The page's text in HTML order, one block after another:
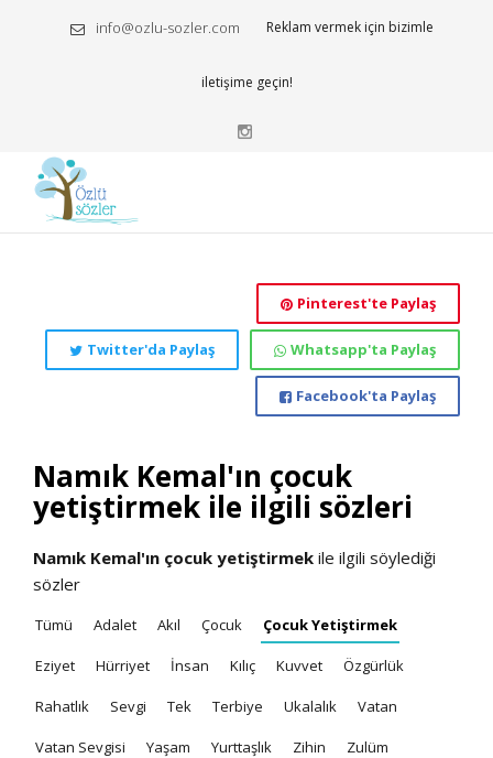
info@ozlu-sozler.com Reklam vermek için bizimle
iletişime geçin!
Pinterest'te Paylaş
Whatsapp'ta Paylaş
Twitter'da Paylaş
Facebook'ta Paylaş
Namık Kemal'ın çocuk
yetiştirmek ile ilgili sözleri
Namık Kemal'ın çocuk yetiştirmek ile ilgili söylediği
sözler
Tümü Adalet Akıl Çocuk Çocuk Yetiştirmek
Eziyet Hürriyet İnsan Kılıç Kuvvet Özgürlük
Rahatlık Sevgi Tek Terbiye Ukalalık Vatan
Vatan Sevgisi Yaşam Yurttaşlık Zihin Zulüm